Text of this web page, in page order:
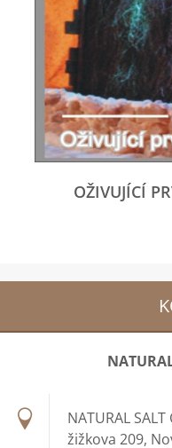
OŽIVUJÍCÍ
NATURAL SALT
žižkova 209,